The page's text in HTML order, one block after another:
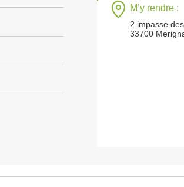
M’y rendre :
2 impasse
33700